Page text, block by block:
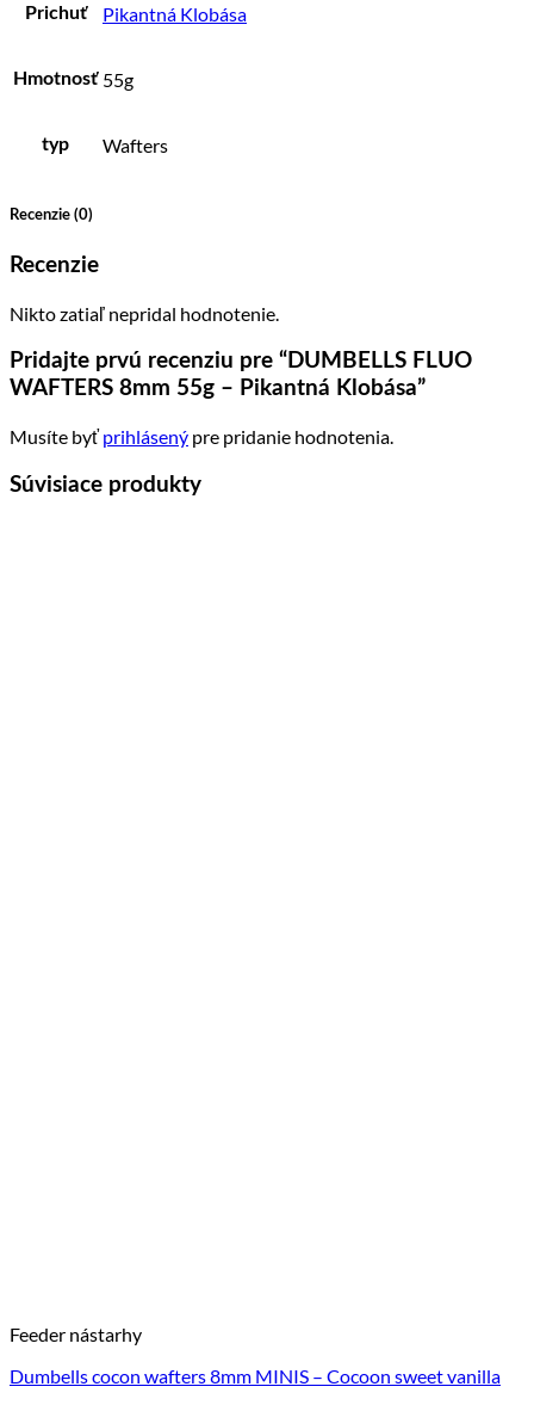
Prichuť Pikantná Klobása
Hmotnosť 55g
typ Wafters
Recenzie (0)
Recenzie
Nikto zatiaľ nepridal hodnotenie.
Pridajte prvú recenziu pre “DUMBELLS FLUO
WAFTERS 8mm 55g – Pikantná Klobása”
Musíte byťprihlásený pre pridanie hodnotenia.
Súvisiace produkty
Feeder nástarhy
Dumbells cocon wafters 8mm MINIS – Cocoon sweet vanilla